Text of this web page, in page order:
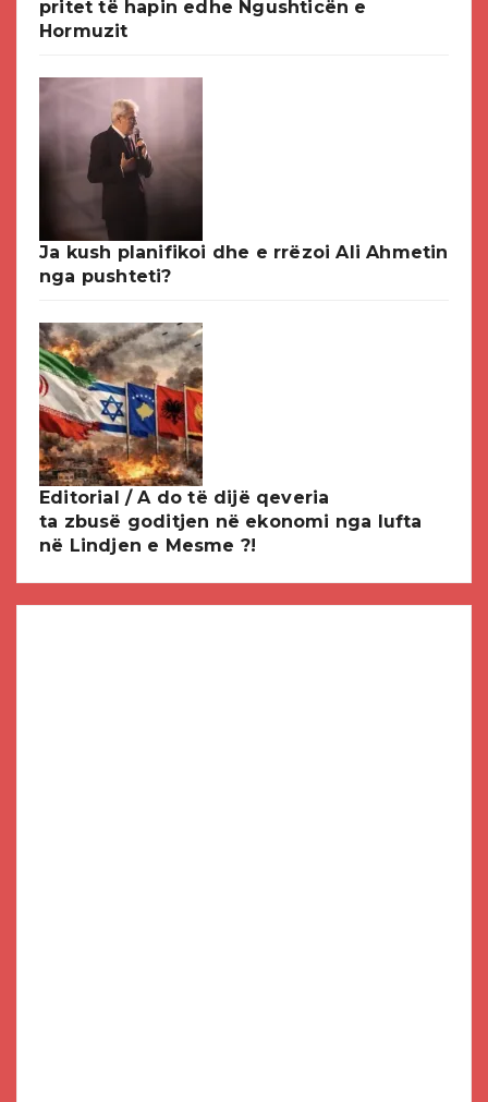
pritet të hapin edhe Ngushticën e
Hormuzit
Ja kush planifikoi dhe e rrëzoi Ali Ahmetin
nga pushteti?
Editorial / A do të dijë qeveria
ta zbusë goditjen në ekonomi nga lufta
në Lindjen e Mesme ?!